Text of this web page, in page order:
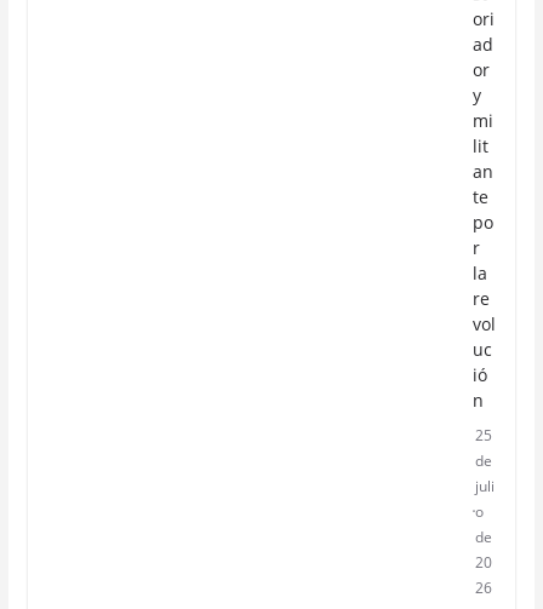
ori
ad
or
y
mi
lit
an
te
po
r
la
re
vol
uc
ió
n
25
de
juli
o
de
20
26